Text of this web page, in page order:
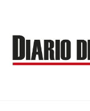
contenido